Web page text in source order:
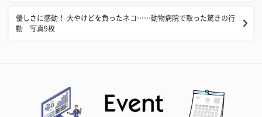
優しさに感動！ 大やけどを負ったネコ……動物病院で取った驚きの行
動 写真9枚